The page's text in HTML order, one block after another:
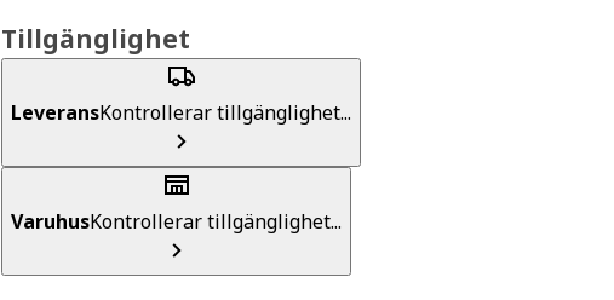
Tillgänglighet
LeveransKontrollerar tillgänglighet...
VaruhusKontrollerar tillgänglighet...